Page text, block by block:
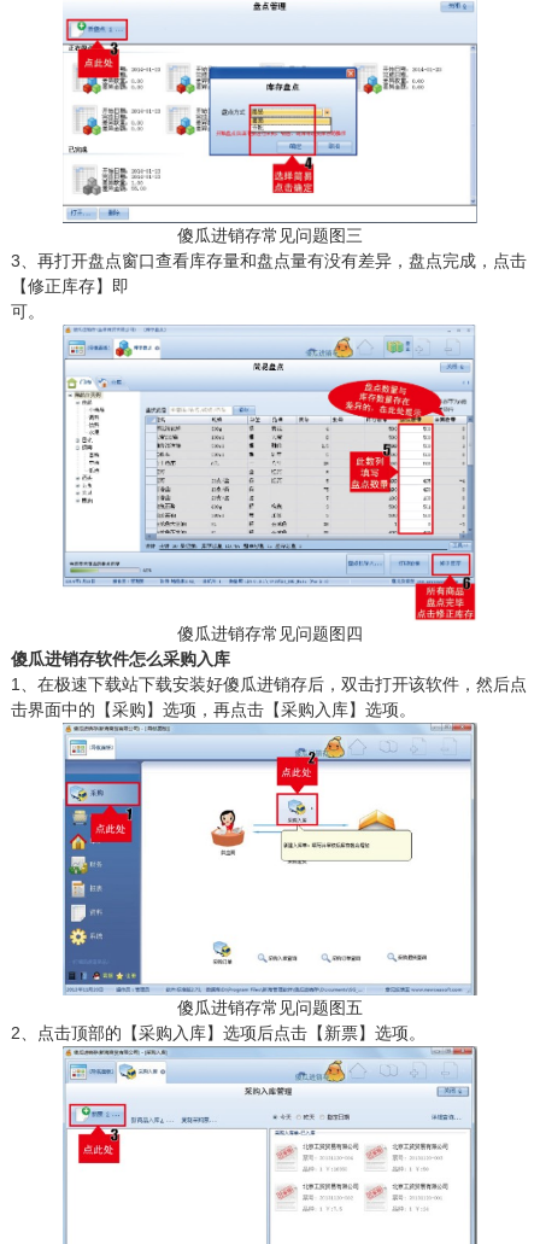
傻瓜进销存常见问题图三
3、再打开盘点窗口查看库存量和盘点量有没有差异，盘点完成，点击
【修正库存】即
可。
傻瓜进销存常见问题图四
傻瓜进销存软件怎么采购入库
1、在极速下载站下载安装好傻瓜进销存后，双击打开该软件，然后点
击界面中的【采购】选项，再点击【采购入库】选项。
傻瓜进销存常见问题图五
2、点击顶部的【采购入库】选项后点击【新票】选项。